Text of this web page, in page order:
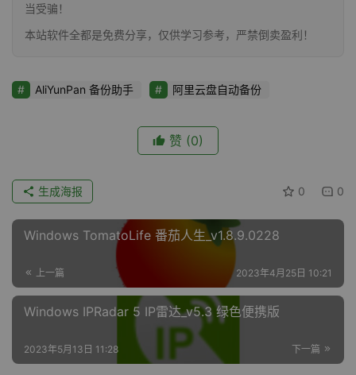
当受骗！
本站软件全都是免费分享，仅供学习参考，严禁倒卖盈利！
AliYunPan 备份助手 阿里云盘自动备份
赞 (0)
0 0
生成海报
Windows TomatoLife 番茄人生_v1.8.9.0228
上一篇 2023年4月25日 10:21
Windows IPRadar 5 IP雷达_v5.3 绿色便携版
下一篇
2023年5月13日 11:28